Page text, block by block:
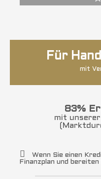
Für
mit
83%
mit unserer
Wenn Sie einen
Finanzplan und